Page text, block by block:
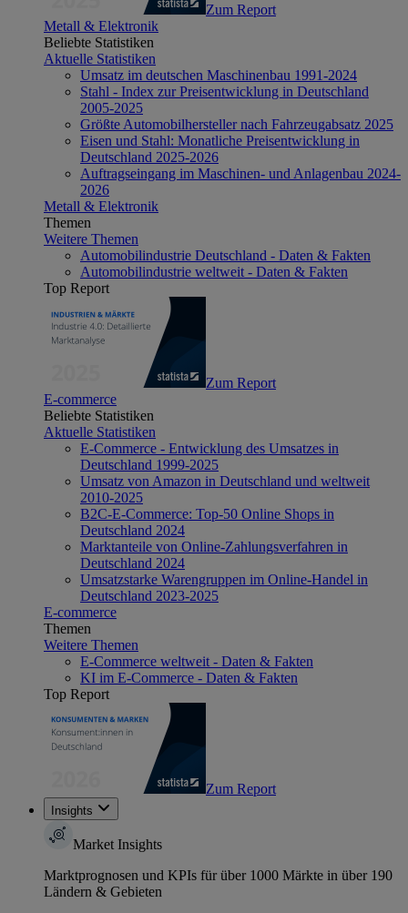
Zum Report
Metall & Elektronik
Beliebte Statistiken
Aktuelle Statistiken
Umsatz im deutschen Maschinenbau 1991-2024
Stahl - Index zur Preisentwicklung in Deutschland
2005-2025
Größte Automobilhersteller nach Fahrzeugabsatz 2025
Eisen und Stahl: Monatliche Preisentwicklung in
Deutschland 2025-2026
Auftragseingang im Maschinen- und Anlagenbau 2024-
2026
Metall & Elektronik
Themen
Weitere Themen
Automobilindustrie Deutschland - Daten & Fakten
Automobilindustrie weltweit - Daten & Fakten
Top Report
Zum Report
E-commerce
Beliebte Statistiken
Aktuelle Statistiken
E-Commerce - Entwicklung des Umsatzes in
Deutschland 1999-2025
Umsatz von Amazon in Deutschland und weltweit
2010-2025
B2C-E-Commerce: Top-50 Online Shops in
Deutschland 2024
Marktanteile von Online-Zahlungsverfahren in
Deutschland 2024
Umsatzstarke Warengruppen im Online-Handel in
Deutschland 2023-2025
E-commerce
Themen
Weitere Themen
E-Commerce weltweit - Daten & Fakten
KI im E-Commerce - Daten & Fakten
Top Report
Zum Report
Insights
Market Insights
Marktprognosen und KPIs für über 1000 Märkte in über 190
Ländern & Gebieten